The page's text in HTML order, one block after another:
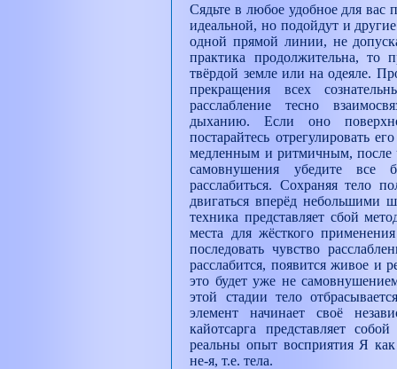
Сядьте в любое удобное для вас
идеальной, но подойдут и
одной прямой линии, не
практика продолжительна, то
твёрдой земле или на одеяле.
прекращения всех
расслабление тесно
дыханию. Если оно
постарайтесь отрегулировать
медленным и ритмичным, после
самовнушения убедите все
расслабиться. Сохраняя тело
двигаться вперёд небольшими
техника представляет сбой
места для жёсткого
последовать чувство
расслабится, появится живое и
это будет уже не
этой стадии тело
элемент начинает своё
кайотсарга представляет
реальны опыт восприятия Я
не-я, т.е. тела.